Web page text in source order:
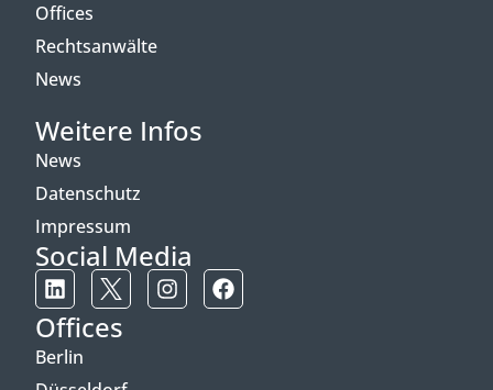
Offices
Rechtsanwälte
News
Weitere Infos
News
Datenschutz
Impressum
Social Media
Offices
Berlin